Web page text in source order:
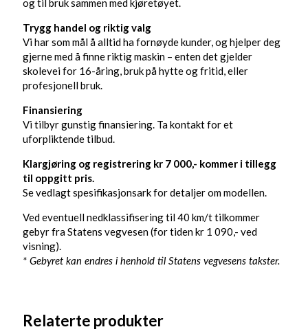
og til bruk sammen med kjøretøyet.
Trygg handel og riktig valg
Vi har som mål å alltid ha fornøyde kunder, og hjelper deg
gjerne med å finne riktig maskin – enten det gjelder
skolevei for 16-åring, bruk på hytte og fritid, eller
profesjonell bruk.
Finansiering
Vi tilbyr gunstig finansiering. Ta kontakt for et
uforpliktende tilbud.
Klargjøring og registrering kr 7 000,- kommer i tillegg
til oppgitt pris.
Se vedlagt spesifikasjonsark for detaljer om modellen.
Ved eventuell nedklassifisering til 40 km/t tilkommer
gebyr fra Statens vegvesen (for tiden kr 1 090,- ved
visning).
* Gebyret kan endres i henhold til Statens vegvesens takster.
Relaterte produkter